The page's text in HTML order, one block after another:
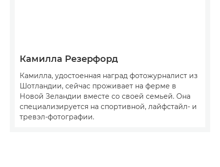
Камилла Резерфорд
Камилла, удостоенная наград фотожурналист из
Шотландии, сейчас проживает на ферме в
Новой Зеландии вместе со своей семьей. Она
специализируется на спортивной, лайфстайл- и
тревэл-фотографии.